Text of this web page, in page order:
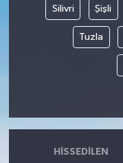
Silivri Şişli
Tuzla
HISSEDILEN
OTOMOTİV
Savaştepe